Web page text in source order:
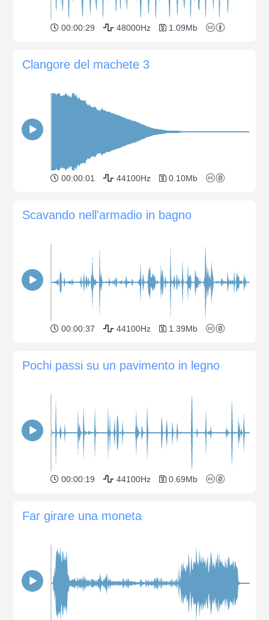
00:00:29 48000Hz 1.09Mb
Clangore del machete 3
00:00:01 44100Hz 0.10Mb
Scavando nell'armadio in bagno
00:00:37 44100Hz 1.39Mb
Pochi passi su un pavimento in legno
00:00:19 44100Hz 0.69Mb
Far girare una moneta